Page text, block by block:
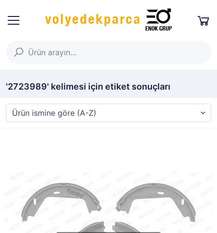
'2723989' kelimesi için etiket sonuçları